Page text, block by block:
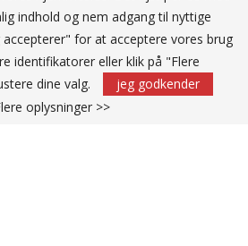
indhold og nem adgang til nyttige
accepterer" for at acceptere vores brug
identifikatorer eller klik på "Flere
dine valg.
jeg godkender
oplysninger >>